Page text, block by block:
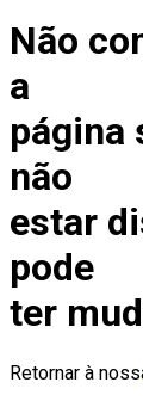
Não
a
página
não
estar
pode
ter
Retornar à